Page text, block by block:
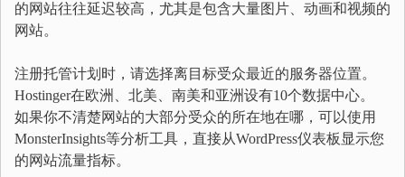
的网站往往延迟较高，尤其是包含大量图片、动画和视频的
网站。
注册托管计划时，请选择离目标受众最近的服务器位置。
Hostinger在欧洲、北美、南美和亚洲设有10个数据中心。
如果你不清楚网站的大部分受众的所在地在哪，可以使用
MonsterInsights等分析工具，直接从WordPress仪表板显示您
的网站流量指标。